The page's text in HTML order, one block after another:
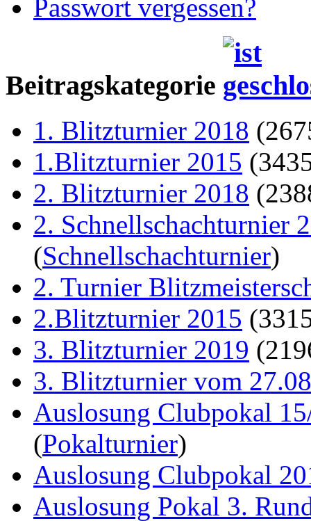
Passwort vergessen?
Beitragskategorie
1. Blitzturnier 2018
1.Blitzturnier 2015
2. Blitzturnier 2018
2. Schnellschachturnier
(Schnellschachturnier)
2. Turnier
2.Blitzturnier 2015
3. Blitzturnier 2019
3. Blitzturnier vom
Auslosung Clubpokal
(Pokalturnier)
Auslosung Clubpokal
Auslosung Pokal 3.